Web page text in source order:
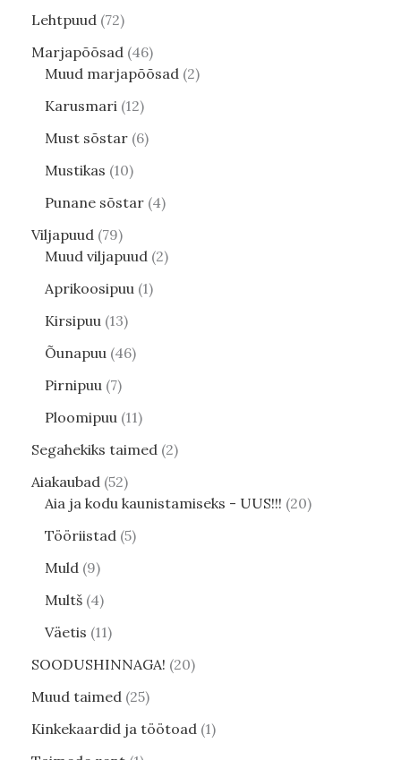
Lehtpuud 72
Marjapõõsad 46
Muud marjapõõsad 2
Karusmari 12
Must sõstar 6
Mustikas 10
Punane sõstar 4
Viljapuud 79
Muud viljapuud 2
Aprikoosipuu 1
Kirsipuu 13
Õunapuu 46
Pirnipuu 7
Ploomipuu 11
Segahekiks taimed 2
Aiakaubad 52
Aia ja kodu kaunistamiseks - UUS!!! 20
Tööriistad 5
Muld 9
Multš 4
Väetis 11
SOODUSHINNAGA! 20
Muud taimed 25
Kinkekaardid ja töötoad 1